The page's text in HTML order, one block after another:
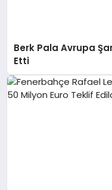
Berk Pala Avrupa
Etti